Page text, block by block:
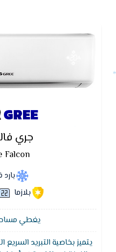
GREE
جري
Falcon
بلازما
يغطي مساحة 18
يتميز بخاصية التبريد السريع